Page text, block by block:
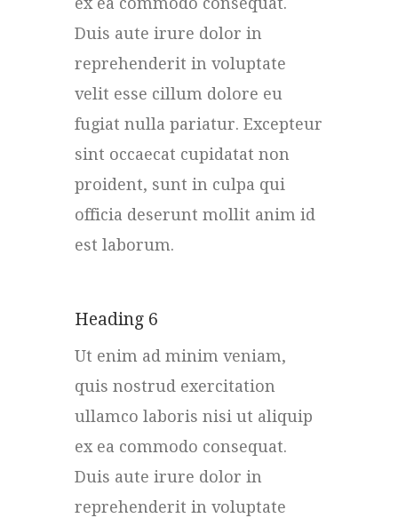
Duis aute irure dolor in
reprehenderit in voluptate
velit esse cillum dolore eu
fugiat nulla pariatur. Excepteur
sint occaecat cupidatat non
proident, sunt in culpa qui
officia deserunt mollit anim id
est laborum.
Heading 6
Ut enim ad minim veniam,
quis nostrud exercitation
ullamco laboris nisi ut aliquip
ex ea commodo consequat.
Duis aute irure dolor in
reprehenderit in voluptate